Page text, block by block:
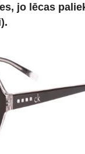
jo lēcas